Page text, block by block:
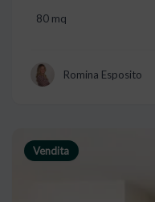
80 mq
Romina Esposito
Vendita